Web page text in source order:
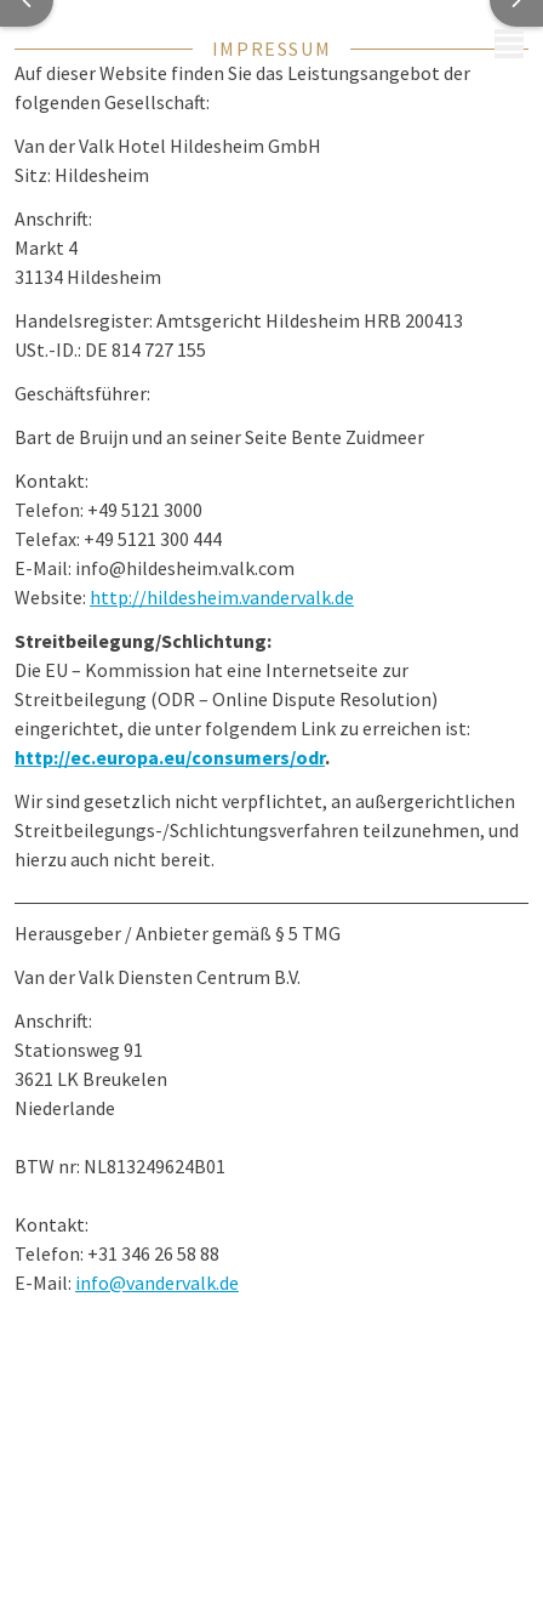
IMPRESSUM
Auf dieser Website finden Sie das Leistungsangebot der
folgenden Gesellschaft:
Van der Valk Hotel Hildesheim GmbH
Sitz: Hildesheim
Anschrift:
Markt 4
31134 Hildesheim
Handelsregister: Amtsgericht Hildesheim HRB 200413
USt.-ID.: DE 814 727 155
Geschäftsführer:
Bart de Bruijn und an seiner Seite Bente Zuidmeer
Kontakt:
Telefon: +49 5121 3000
Telefax: +49 5121 300 444
E-Mail: info@hildesheim.valk.com
Website: http://hildesheim.vandervalk.de
Streitbeilegung/Schlichtung:
Die EU – Kommission hat eine Internetseite zur
Streitbeilegung (ODR – Online Dispute Resolution)
eingerichtet, die unter folgendem Link zu erreichen ist:
http://ec.europa.eu/consumers/odr.
Wir sind gesetzlich nicht verpflichtet, an außergerichtlichen
Streitbeilegungs-/Schlichtungsverfahren teilzunehmen, und
hierzu auch nicht bereit.
Herausgeber / Anbieter gemäß § 5 TMG
Van der Valk Diensten Centrum B.V.
Anschrift:
Stationsweg 91
3621 LK Breukelen
Niederlande
BTW nr: NL813249624B01
Kontakt:
Telefon: +31 346 26 58 88
E-Mail: info@vandervalk.de